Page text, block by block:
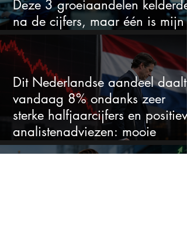
Deze 3 groeiaandelen
na de cijfers, maar één is mijn
duidelijke favoriet
Dit Nederlandse aandeel daalt
vandaag 8% ondanks zeer
sterke halfjaarcijfers en positieve
analistenadviezen: mooie
koopkans?